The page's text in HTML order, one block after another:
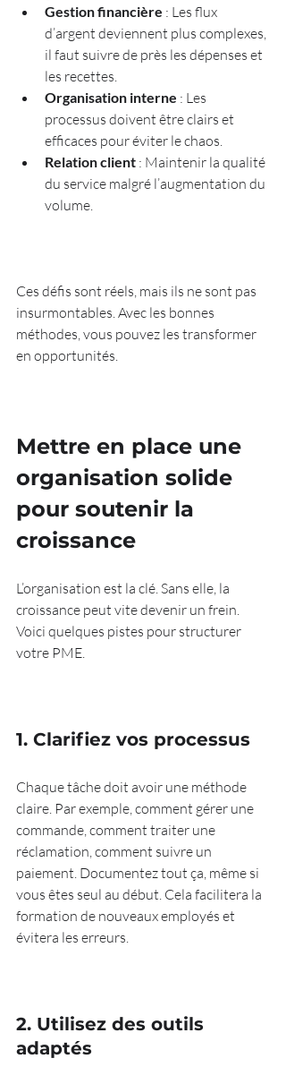
Gestion financière : Les flux
d’argent deviennent plus complexes,
il faut suivre de près les dépenses et
les recettes.
Organisation interne : Les
processus doivent être clairs et
efficaces pour éviter le chaos.
Relation client : Maintenir la qualité
du service malgré l’augmentation du
volume.
Ces défis sont réels, mais ils ne sont pas
insurmontables. Avec les bonnes
méthodes, vous pouvez les transformer
en opportunités.
Mettre en place une
organisation solide
pour soutenir la
croissance
L’organisation est la clé. Sans elle, la
croissance peut vite devenir un frein.
Voici quelques pistes pour structurer
votre PME.
1. Clarifiez vos processus
Chaque tâche doit avoir une méthode
claire. Par exemple, comment gérer une
commande, comment traiter une
réclamation, comment suivre un
paiement. Documentez tout ça, même si
vous êtes seul au début. Cela facilitera la
formation de nouveaux employés et
évitera les erreurs.
2. Utilisez des outils
adaptés